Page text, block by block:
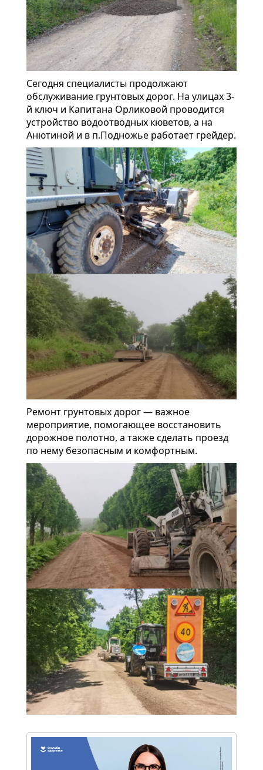
Сегодня специалисты продолжают
обслуживание грунтовых дорог. На улицах 3-
й ключ и Капитана Орликовой проводится
устройство водоотводных кюветов, а на
Анютиной и в п.Подножье работает грейдер.
Ремонт грунтовых дорог — важное
мероприятие, помогающее восстановить
дорожное полотно, а также сделать проезд
по нему безопасным и комфортным.